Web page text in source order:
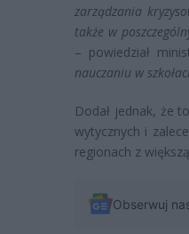
zarządzania
także w
– powiedział
nauczaniu w
Dodał jednak, że
wytycznych i
regionach z
Obserwuj